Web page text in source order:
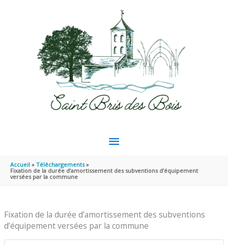
MENU
PRINCIPAL
Accueil
Téléchargements
Fixation de la durée d’amortissement des subventions d’équipement
versées par la commune
Fixation de la durée d’amortissement des subventions
d’équipement versées par la commune